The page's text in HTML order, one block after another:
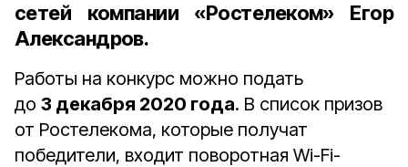
сетей компании «Ростелеком» Егор
Александров.
Работы на конкурс можно подать
до 3 декабря 2020 года. В список призов
от Ростелекома, которые получат
победители, входит поворотная Wi-Fi-